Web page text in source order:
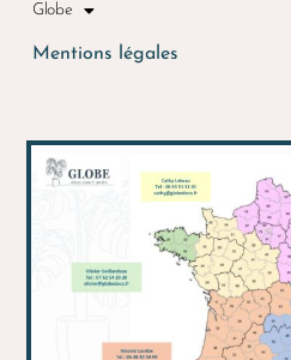
Globe
Mentions légales